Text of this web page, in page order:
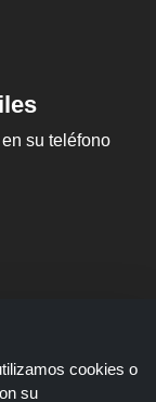
su teléfono
cookies o
su